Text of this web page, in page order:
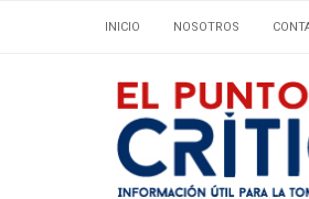
INICIO NOSOTROS